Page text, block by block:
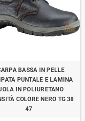
BASSA IN PELLE
PUNTALE E LAMINA
IN POLIURETANO
COLORE NERO TG 38
47